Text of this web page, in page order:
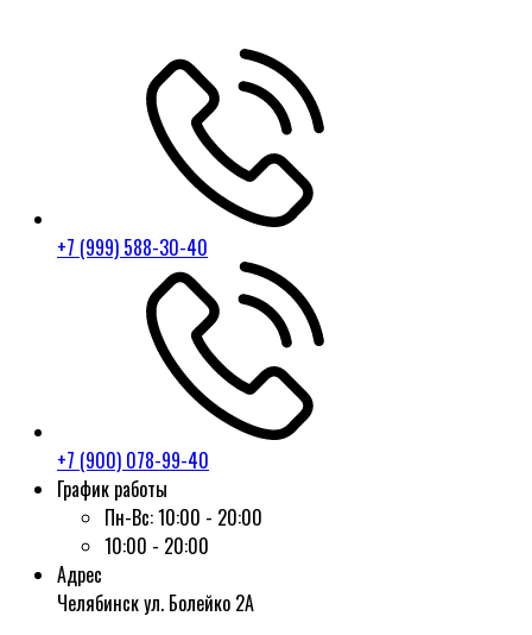
+7 (999) 588-30-40
+7 (900) 078-99-40
График работы
Пн-Вс:10:00 - 20:00
10:00 - 20:00
Адрес
Челябинск ул. Болейко 2А